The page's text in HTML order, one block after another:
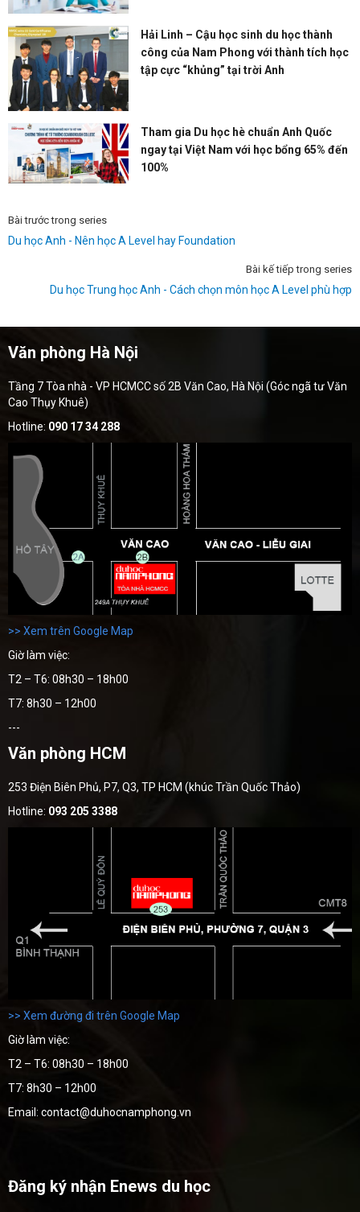
Hải Linh – Cậu học sinh du học thành
công của Nam Phong với thành tích học
tập cực “khủng” tại trời Anh
Tham gia Du học hè chuẩn Anh Quốc
ngay tại Việt Nam với học bổng 65% đến
100%
Bài trước trong series
Du học Anh - Nên học A Level hay Foundation
Bài kế tiếp trong series
Du học Trung học Anh - Cách chọn môn học A Level phù hợp
Văn phòng Hà Nội
Tầng 7 Tòa nhà - VP HCMCC số 2B Văn Cao, Hà Nội (Góc ngã tư Văn
Cao Thụy Khuê)
Hotline: 090 17 34 288
>> Xem trên Google Map
Giờ làm việc:
T2 – T6: 08h30 – 18h00
T7: 8h30 – 12h00
---
Văn phòng HCM
253 Điện Biên Phủ, P7, Q3, TP HCM (khúc Trần Quốc Thảo)
Hotline: 093 205 3388
>> Xem đường đi trên Google Map
Giờ làm việc:
T2 – T6: 08h30 – 18h00
T7: 8h30 – 12h00
Email: contact@duhocnamphong.vn
Đăng ký nhận Enews du học